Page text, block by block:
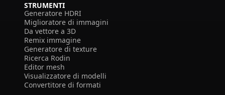
STRUMENTI
Generatore HDRI
Miglioratore di immagini
Da vettore a 3D
Remix immagine
Generatore di texture
Ricerca Rodin
Editor mesh
Visualizzatore di modelli
Convertitore di formati